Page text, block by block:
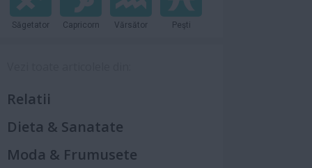
Săgetator Capricorn Vărsător Peşti
Relatii
Dieta & Sanatate
Moda & Frumusete